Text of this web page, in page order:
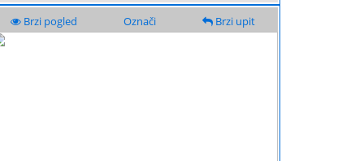
Brzi pogled Označi Brzi upit